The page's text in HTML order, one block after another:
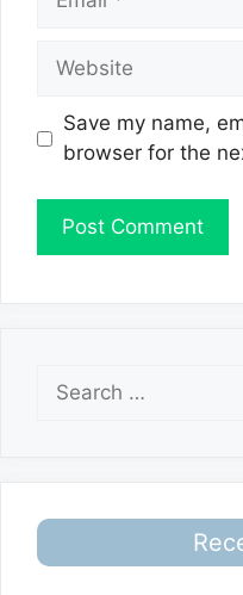
Website
Save my name,
browser for the
for: